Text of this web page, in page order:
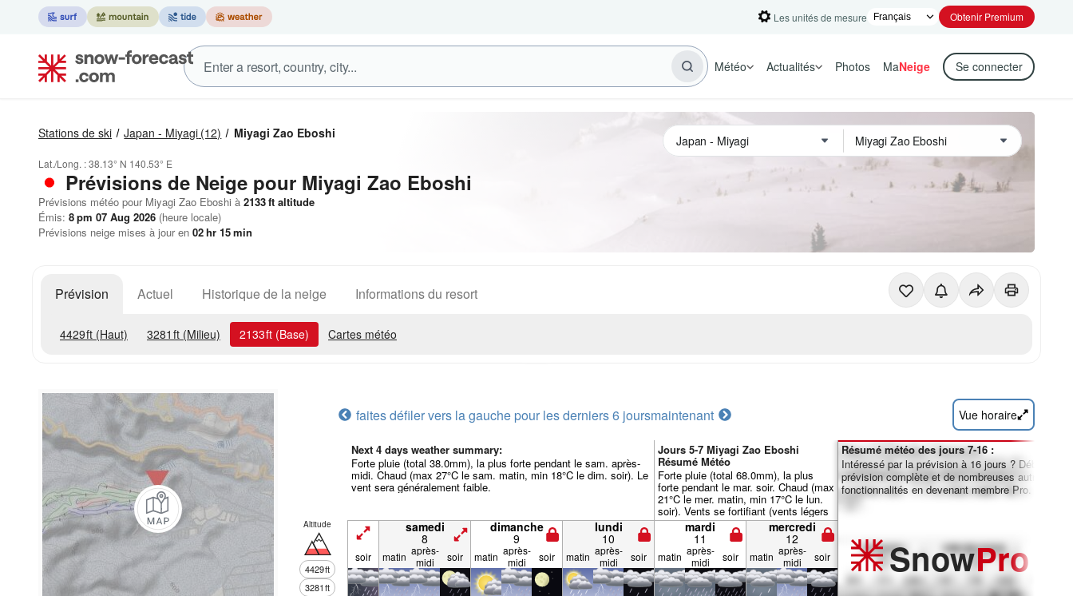
Les unités de mesure Obtenir Premium
Météo Actualités Photos MaNeige Se connecter
Stations de ski Japan - Miyagi (12) Miyagi Zao Eboshi
Lat./Long. :38.13° N 140.53° E
Prévisions de Neige pour Miyagi Zao Eboshi
Prévisions météo pour Miyagi Zao Eboshi à 2133ft altitude
Émis: 8 pm 07 Aug 2026 (heure locale)
Prévisions neige mises à jour en 02hr 15min
Prévision Actuel Historique de la neige Informations du resort
4429ft (Haut) 3281 ft (Milieu) 2133ft (Base) Cartes météo
faites défiler vers la gauche pour les derniers 6 joursmaintenant Vue horaire
Next 4 days weather summary:
Forte pluie (total 38.0mm), la plus forte pendant le sam. après-
midi. Chaud (max 27°C le sam. matin, min 18°C le dim. soir). Le
vent sera généralement faible.
Jours 5-7 Miyagi Zao Eboshi
Résumé Météo
Forte pluie (total 68.0mm), la plus
forte pendant le mar. soir. Chaud (max
21°C le mer. matin, min 17°C le lun.
soir). Vents se fortifiant (vents légers
venant du NNE le lun. soir,
bourrasques violentes venant de
l'ENE le mar. après-midi).
Altitude
4429ft
3281ft
samedi
8
dimanche
9
lundi
10
mardi
11
mercredi
12
soir matin après-
midi
soir matin après-
midi
soir matin après-
midi
soir matin après-
midi
soir matin après-
midi
soir
Résumé météo des jours 7-16 :
Intéressé par la prévision à 16 jours ? Débloquez
prévision complète et de nombreuses autres
fonctionnalités en devenant membre Pro.
SnowPro